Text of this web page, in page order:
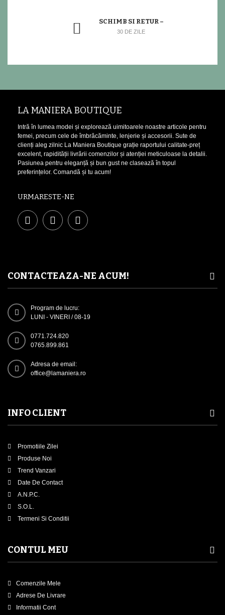
SCHIMB SI RETUR –
30 DE ZILE
LA MANIERA BOUTIQUE
Intră în lumea modei și explorează uimitoarele noastre articole pentru
femei, precum cele de îmbrăcăminte, lenjerie și accesorii. Sute de
clienți aleg zilnic La Maniera Boutique grație raportului calitate-preț
excelent, rapidității livrării comenzilor și atenției meticuloase la detalii.
Pasiunea pentru eleganță și bun gust ne clasează în topul
preferințelor. Comandă și tu acum!
URMARESTE-NE
CONTACTEAZA-NE ACUM!
Program de lucru:
LUNI - VINERI / 08-19
0771.724.820
0765.899.861
Adresa de email:
office@lamaniera.ro
INFO CLIENT
Promotiile Zilei
Produse Noi
Trend Vanzari
Date De Contact
A.N.P.C.
S.O.L.
Termeni Si Conditii
CONTUL MEU
Comenzile Mele
Adrese De Livrare
Informatii Cont